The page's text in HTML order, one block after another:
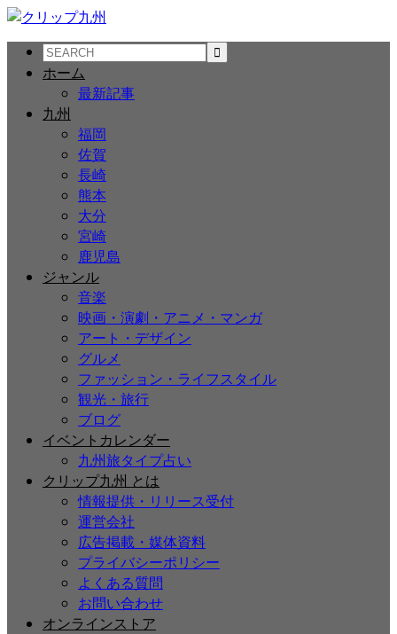
ホーム
最新記事
九州
福岡
佐賀
長崎
熊本
大分
宮崎
鹿児島
ジャンル
音楽
映画・演劇・アニメ・マンガ
アート・デザイン
グルメ
ファッション・ライフスタイル
観光・旅行
ブログ
イベントカレンダー
九州旅タイプ占い
クリップ九州 とは
情報提供・リリース受付
運営会社
広告掲載・媒体資料
プライバシーポリシー
よくある質問
お問い合わせ
オンラインストア